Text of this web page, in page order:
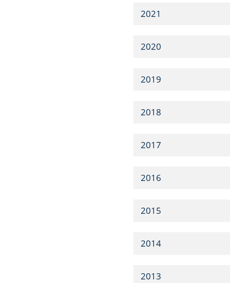
2021
2020
2019
2018
2017
2016
2015
2014
2013